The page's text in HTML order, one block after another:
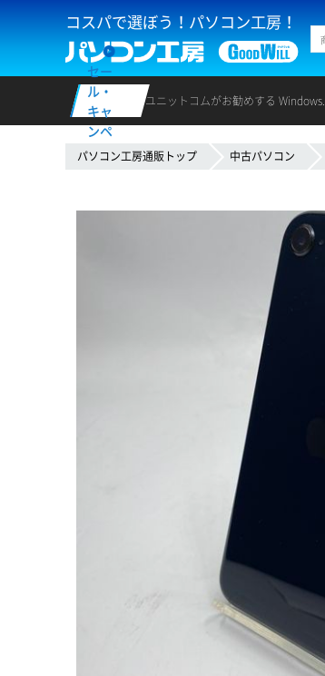
コスパで選ぼう！パソコン工房！
セー
ル・
キャ
ンペ
ーン
ユニットコムがお勧めする Windows.
パソコン工房通販トップ 中古パソコン